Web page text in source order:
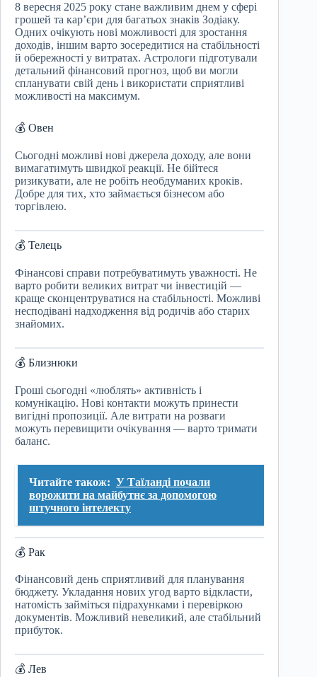
8 вересня 2025 року стане важливим днем у сфері
грошей та кар’єри для багатьох знаків Зодіаку.
Одних очікують нові можливості для зростання
доходів, іншим варто зосередитися на стабільності
й обережності у витратах. Астрологи підготували
детальний фінансовий прогноз, щоб ви могли
спланувати свій день і використати сприятливі
можливості на максимум.
💰 Овен
Сьогодні можливі нові джерела доходу, але вони
вимагатимуть швидкої реакції. Не бійтеся
ризикувати, але не робіть необдуманих кроків.
Добре для тих, хто займається бізнесом або
торгівлею.
💰 Телець
Фінансові справи потребуватимуть уважності. Не
варто робити великих витрат чи інвестицій —
краще сконцентруватися на стабільності. Можливі
несподівані надходження від родичів або старих
знайомих.
💰 Близнюки
Гроші сьогодні «люблять» активність і
комунікацію. Нові контакти можуть принести
вигідні пропозиції. Але витрати на розваги
можуть перевищити очікування — варто тримати
баланс.
Читайте також: У Таїланді почали
ворожити на майбутнє за допомогою
штучного інтелекту
💰 Рак
Фінансовий день сприятливий для планування
бюджету. Укладання нових угод варто відкласти,
натомість займіться підрахунками і перевіркою
документів. Можливий невеликий, але стабільний
прибуток.
💰 Лев